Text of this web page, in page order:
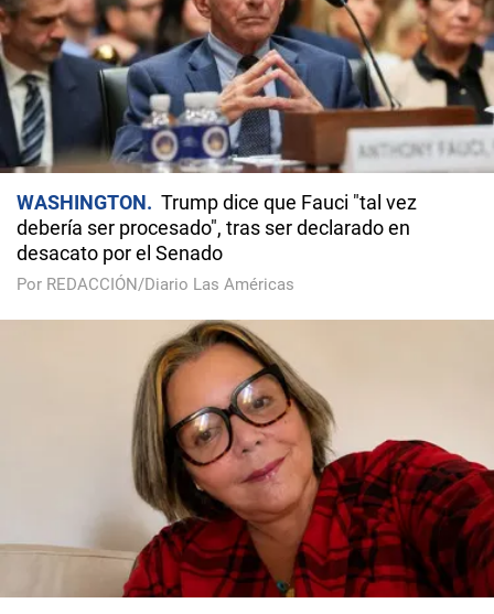
WASHINGTON
Trump dice que Fauci "tal vez
debería ser procesado", tras ser declarado en
desacato por el Senado
Por REDACCIÓN/Diario Las Américas